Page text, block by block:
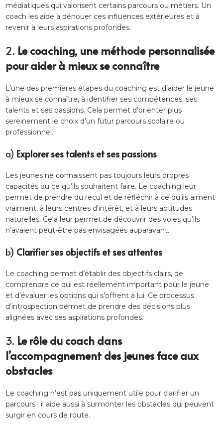
médiatiques qui valorisent certains parcours ou métiers. Un
coach les aide à dénouer ces influences extérieures et à
revenir à leurs aspirations profondes.
2. Le coaching, une méthode personnalisée
pour aider à mieux se connaître
L’une des premières étapes du coaching est d’aider le jeune
à mieux se connaître, à identifier ses compétences, ses
talents et ses passions. Cela permet d’orienter plus
sereinement le choix d’un futur parcours scolaire ou
professionnel.
a) Explorer ses talents et ses passions
Les jeunes ne connaissent pas toujours leurs propres
capacités ou ce qu’ils souhaitent faire. Le coaching leur
permet de prendre du recul et de réfléchir à ce qu’ils aiment
vraiment, à leurs centres d’intérêt, et à leurs aptitudes
naturelles. Cela leur permet de découvrir des voies qu’ils
n’avaient peut-être pas envisagées auparavant.
b) Clarifier ses objectifs et ses attentes
Le coaching permet d’établir des objectifs clairs, de
comprendre ce qui est réellement important pour le jeune
et d’évaluer les options qui s’offrent à lui. Ce processus
d’introspection permet de prendre des décisions plus
alignées avec ses aspirations profondes.
3. Le rôle du coach dans
l’accompagnement des jeunes face aux
obstacles
Le coaching n’est pas uniquement utile pour clarifier un
parcours ; il aide aussi à surmonter les obstacles qui peuvent
surgir en cours de route.